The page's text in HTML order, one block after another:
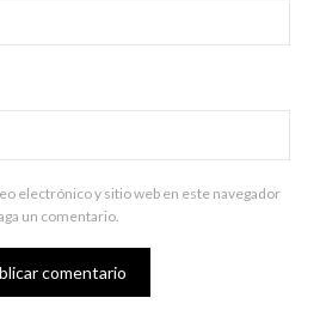
electrónico y sitio web en este navegador
un comentario.